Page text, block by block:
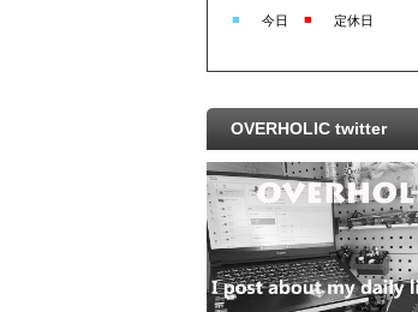
■ 今日 ■ 定休日
OVERHOLIC twitter